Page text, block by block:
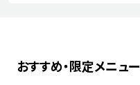
おすすめ・限定メニュー